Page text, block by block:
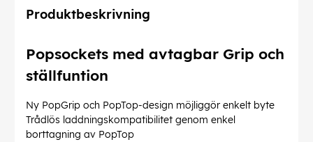
Produktbeskrivning
Popsockets med avtagbar Grip och
ställfuntion
Ny PopGrip och PopTop-design möjliggör enkelt byte
Trådlös laddningskompatibilitet genom enkel
borttagning av PopTop